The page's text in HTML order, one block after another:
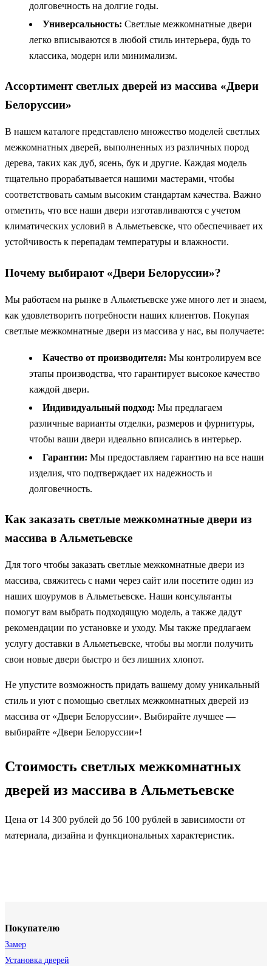
долговечность на долгие годы.
Универсальность: Светлые межкомнатные двери
легко вписываются в любой стиль интерьера, будь то
классика, модерн или минимализм.
Ассортимент светлых дверей из массива «Двери
Белоруссии»
В нашем каталоге представлено множество моделей светлых
межкомнатных дверей, выполненных из различных пород
дерева, таких как дуб, ясень, бук и другие. Каждая модель
тщательно прорабатывается нашими мастерами, чтобы
соответствовать самым высоким стандартам качества. Важно
отметить, что все наши двери изготавливаются с учетом
климатических условий в Альметьевске, что обеспечивает их
устойчивость к перепадам температуры и влажности.
Почему выбирают «Двери Белоруссии»?
Мы работаем на рынке в Альметьевске уже много лет и знаем,
как удовлетворить потребности наших клиентов. Покупая
светлые межкомнатные двери из массива у нас, вы получаете:
Качество от производителя: Мы контролируем все
этапы производства, что гарантирует высокое качество
каждой двери.
Индивидуальный подход: Мы предлагаем
различные варианты отделки, размеров и фурнитуры,
чтобы ваши двери идеально вписались в интерьер.
Гарантии: Мы предоставляем гарантию на все наши
изделия, что подтверждает их надежность и
долговечность.
Как заказать светлые межкомнатные двери из
массива в Альметьевске
Для того чтобы заказать светлые межкомнатные двери из
массива, свяжитесь с нами через сайт или посетите один из
наших шоурумов в Альметьевске. Наши консультанты
помогут вам выбрать подходящую модель, а также дадут
рекомендации по установке и уходу. Мы также предлагаем
услугу доставки в Альметьевске, чтобы вы могли получить
свои новые двери быстро и без лишних хлопот.
Не упустите возможность придать вашему дому уникальный
стиль и уют с помощью светлых межкомнатных дверей из
массива от «Двери Белоруссии». Выбирайте лучшее —
выбирайте «Двери Белоруссии»!
Стоимость светлых межкомнатных
дверей из массива в Альметьевске
Цена от 14 300 рублей до 56 100 рублей в зависимости от
материала, дизайна и функциональных характеристик.
Покупателю
Замер
Установка дверей